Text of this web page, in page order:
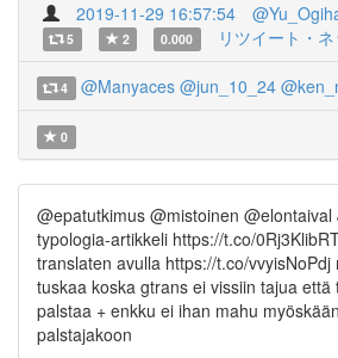
2019-11-29 16:57:54
5 2 0.000 リツイート・
4 @Manyaces @jun_10_24
0
@epatutkimus @mistoinen
typologia-artikkeli https://t.co/
translaten avulla https://t.co/vvyisNoPdj
tuskaa koska gtrans ei vissiin tajua että
palstaa + enkku ei ihan mahu
palstajakoon